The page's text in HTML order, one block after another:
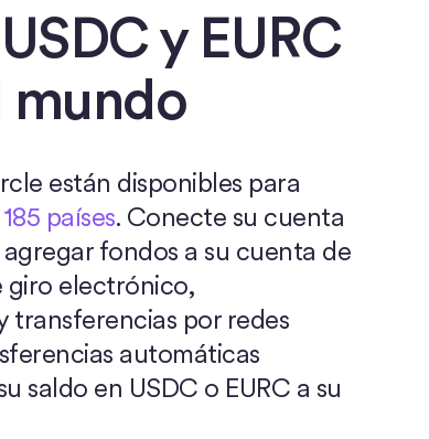
y EURC
mundo
están disponibles para
185 países. Conecte su cuenta
fondos a su cuenta de
electrónico,
transferencias por redes
automáticas
saldo en USDC o EURC a su